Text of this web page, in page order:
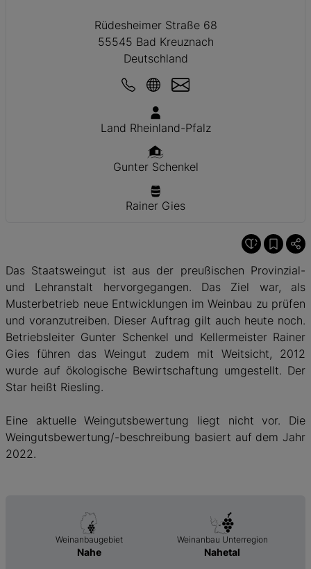
Rüdesheimer Straße 68
55545 Bad Kreuznach
Deutschland
Land Rheinland-Pfalz
Gunter Schenkel
Rainer Gies
Das Staatsweingut ist aus der preußischen Provinzial-
und Lehranstalt hervorgegangen. Das Ziel war, als
Musterbetrieb neue Entwicklungen im Weinbau zu prüfen
und voranzutreiben. Dieser Auftrag gilt auch heute noch.
Betriebsleiter Gunter Schenkel und Kellermeister Rainer
Gies führen das Weingut zudem mit Weitsicht, 2012
wurde auf ökologische Bewirtschaftung umgestellt. Der
Star heißt Riesling.
Eine aktuelle Weingutsbewertung liegt nicht vor. Die
Weingutsbewertung/-beschreibung basiert auf dem Jahr
2022.
Weinanbaugebiet
Nahe
Weinanbau Unterregion
Nahetal